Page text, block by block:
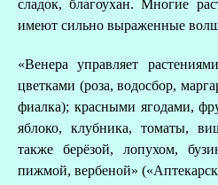
сладок, благоухан. Многие
имеют сильно выраженные
«Венера управляет
цветками (роза, водосбор,
фиалка); красными ягодами,
яблоко, клубника, томаты,
также берёзой, лопухом,
пижмой, вербеной»